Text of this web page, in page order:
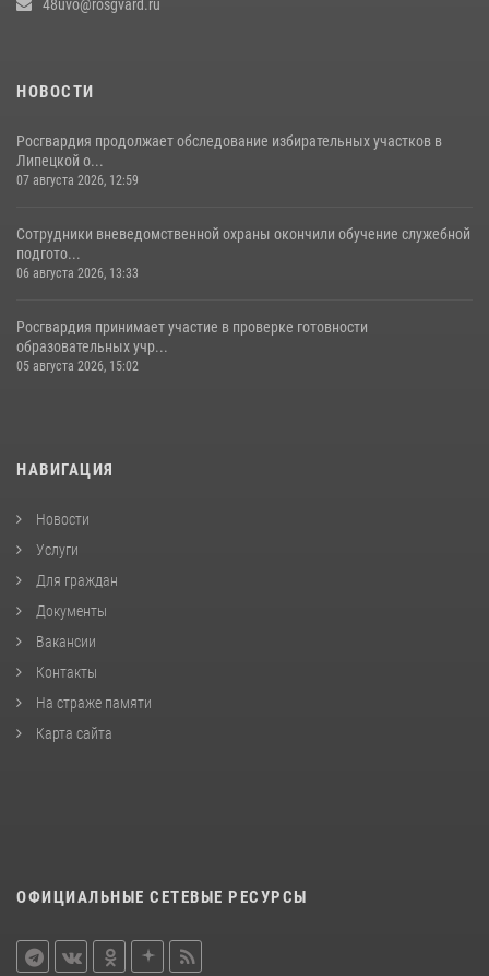
48uvo@rosgvard.ru
НОВОСТИ
Росгвардия продолжает обследование избирательных участков в
Липецкой о...
07 августа 2026, 12:59
Сотрудники вневедомственной охраны окончили обучение служебной
подгото...
06 августа 2026, 13:33
Росгвардия принимает участие в проверке готовности
образовательных учр...
05 августа 2026, 15:02
НАВИГАЦИЯ
Новости
Услуги
Для граждан
Документы
Вакансии
Контакты
На страже памяти
Карта сайта
ОФИЦИАЛЬНЫЕ СЕТЕВЫЕ РЕСУРСЫ